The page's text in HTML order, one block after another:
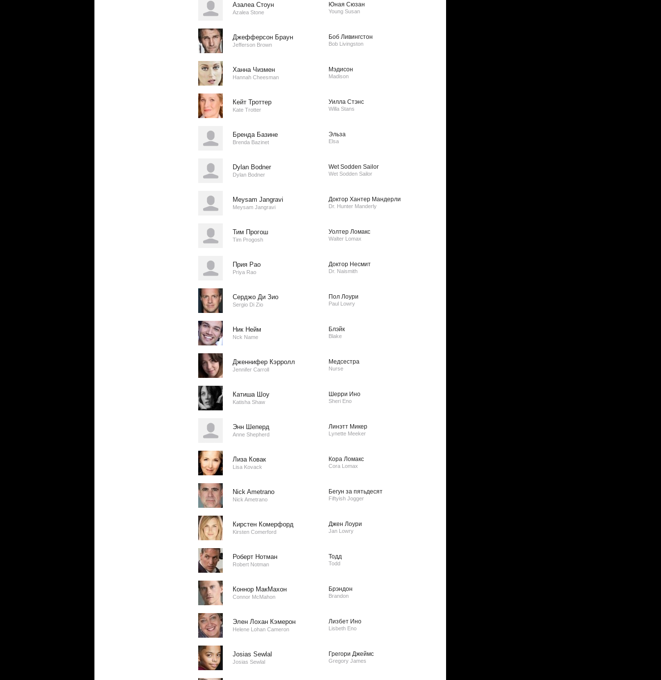
Азалеа Стоун
Azalea Stone
Юная Сюзан
Young Susan
Джефферсон Браун
Jefferson Brown
Боб Ливингстон
Bob Livingston
Ханна Чизмен
Hannah Cheesman
Мэдисон
Madison
Кейт Троттер
Kate Trotter
Уилла Стэнс
Willa Stans
Бренда Базине
Brenda Bazinet
Эльза
Elsa
Dylan Bodner
Dylan Bodner
Wet Sodden Sailor
Wet Sodden Sailor
Meysam Jangravi
Meysam Jangravi
Доктор Хантер Мандерли
Dr. Hunter Manderly
Тим Прогош
Tim Progosh
Уолтер Ломакс
Walter Lomax
Прия Рао
Priya Rao
Доктор Несмит
Dr. Naismith
Серджо Ди Зио
Sergio Di Zio
Пол Лоури
Paul Lowry
Ник Нейм
Nck Name
Блэйк
Blake
Дженнифер Кэрролл
Jennifer Carroll
Медсестра
Nurse
Катиша Шоу
Katisha Shaw
Шерри Ино
Sheri Eno
Энн Шеперд
Anne Shepherd
Линэтт Микер
Lynette Meeker
Лиза Ковак
Lisa Kovack
Кора Ломакс
Cora Lomax
Nick Ametrano
Nick Ametrano
Бегун за пятьдесят
Fiftyish Jogger
Кирстен Комерфорд
Kirsten Comerford
Джен Лоури
Jan Lowry
Роберт Нотман
Robert Notman
Тодд
Todd
Коннор МакМахон
Connor McMahon
Брэндон
Brandon
Элен Лохан Кэмерон
Helene Lohan Cameron
Лизбет Ино
Lisbeth Eno
Josias Sewlal
Josias Sewlal
Грегори Джеймс
Gregory James